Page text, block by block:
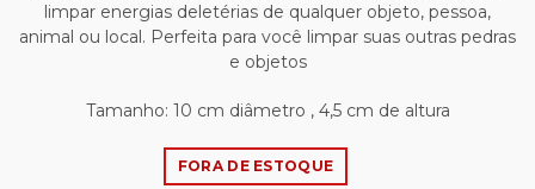
limpar energias deletérias de qualquer objeto, pessoa,
animal ou local. Perfeita para você limpar suas outras pedras
e objetos
Tamanho: 10 cm diâmetro , 4,5 cm de altura
FORA DE ESTOQUE